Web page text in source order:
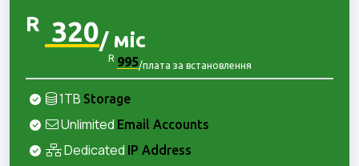
R 320/ міс
R 995/плата за встановлення
1TB Storage
Unlimited Email Accounts
Dedicated IP Address